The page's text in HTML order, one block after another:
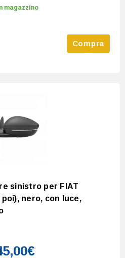
magazzino
Compra
sinistro per FIAT
poi), nero, con luce,